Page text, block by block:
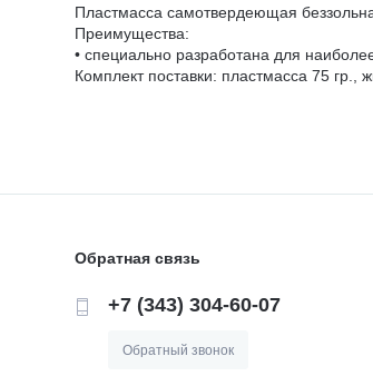
Пластмасса самотвердеющая
Преимущества:
• специально разработана для
Комплект поставки: пластмасса 75 гр.,
Обратная связь
+7 (343) 304-60-07
Обратный звонок